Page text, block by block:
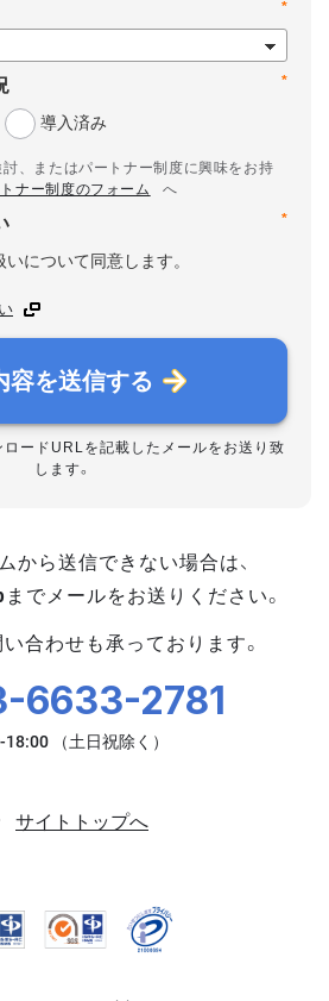
*
*
導入済み
、またはパートナー制度に興味をお持
ナー制度のフォーム
へ
*
について同意します。
容を送信する
ロードURLを記載したメールをお送り致
します。
から送信できない場合は、
までメールをお送りください。
合わせも承っております。
6633-2781
サイトトップへ